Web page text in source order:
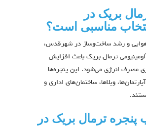
بریک در
مناسبی است؟
و رشد ساخت‌وساز در شهرقدس،
ترمال بریک باعث افزایش
مصرف انرژی می‌شود. این پنجره‌ها
ویلاها، ساختمان‌های اداری و
ترمال بریک در